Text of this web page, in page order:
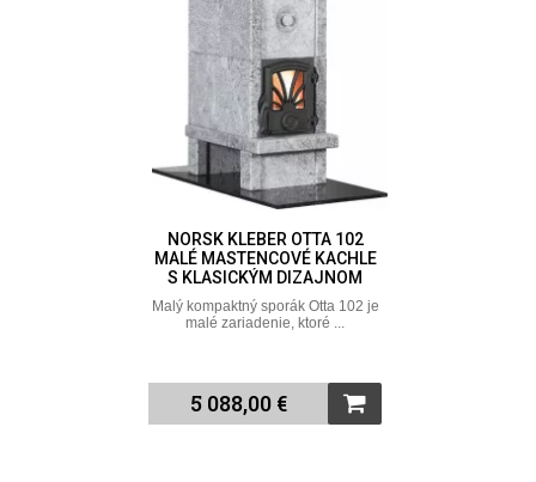
NORSK KLEBER OTTA 102
MALÉ MASTENCOVÉ KACHLE
S KLASICKÝM DIZAJNOM
Malý kompaktný sporák Otta 102 je
malé zariadenie, ktoré ...
5 088,00 €